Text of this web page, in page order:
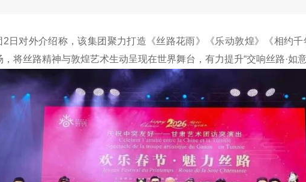
日对外介绍称，该集团聚力打造《丝路花雨》《乐动敦煌》《相约
将丝路精神与敦煌艺术生动呈现在世界舞台，有力提升“交响丝路·如